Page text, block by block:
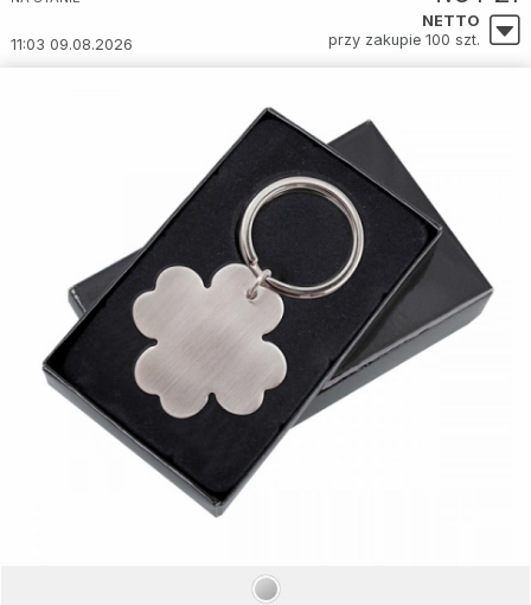
11:03 09.08.2026
NETTO
przy zakupie 100 szt.